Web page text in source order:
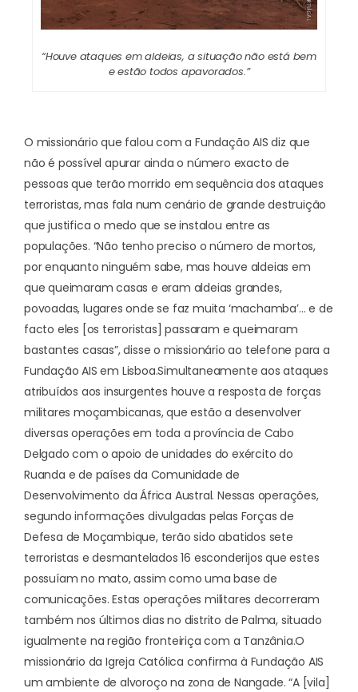
“Houve ataques em aldeias, a situação não está bem
e estão todos apavorados.”
O missionário que falou com a Fundação AIS diz que
não é possível apurar ainda o número exacto de
pessoas que terão morrido em sequência dos ataques
terroristas, mas fala num cenário de grande destruição
que justifica o medo que se instalou entre as
populações. “Não tenho preciso o número de mortos,
por enquanto ninguém sabe, mas houve aldeias em
que queimaram casas e eram aldeias grandes,
povoadas, lugares onde se faz muita ‘machamba’… e de
facto eles [os terroristas] passaram e queimaram
bastantes casas”, disse o missionário ao telefone para a
Fundação AIS em Lisboa.Simultaneamente aos ataques
atribuídos aos insurgentes houve a resposta de forças
militares moçambicanas, que estão a desenvolver
diversas operações em toda a província de Cabo
Delgado com o apoio de unidades do exército do
Ruanda e de países da Comunidade de
Desenvolvimento da África Austral. Nessas operações,
segundo informações divulgadas pelas Forças de
Defesa de Moçambique, terão sido abatidos sete
terroristas e desmantelados 16 esconderijos que estes
possuíam no mato, assim como uma base de
comunicações. Estas operações militares decorreram
também nos últimos dias no distrito de Palma, situado
igualmente na região fronteiriça com a Tanzânia.O
missionário da Igreja Católica confirma à Fundação AIS
um ambiente de alvoroço na zona de Nangade. “A [vila]